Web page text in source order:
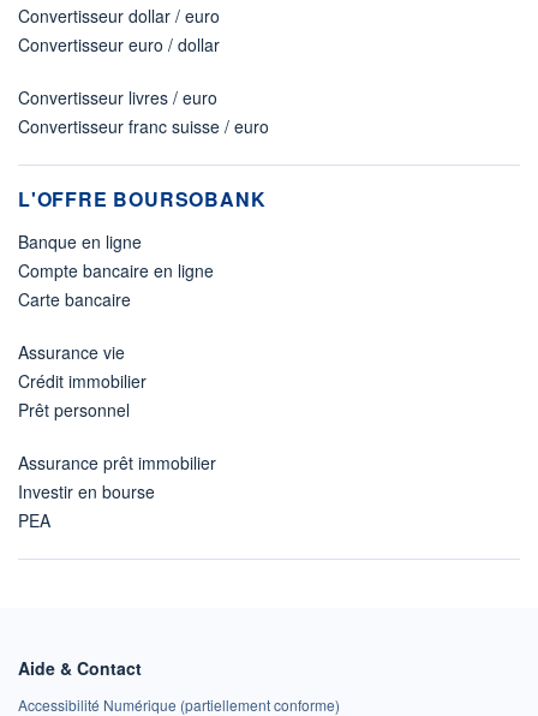
Convertisseur dollar / euro
Convertisseur euro / dollar
Convertisseur livres / euro
Convertisseur franc suisse / euro
L'OFFRE BOURSOBANK
Banque en ligne
Compte bancaire en ligne
Carte bancaire
Assurance vie
Crédit immobilier
Prêt personnel
Assurance prêt immobilier
Investir en bourse
PEA
Aide & Contact
Accessibilité Numérique (partiellement conforme)